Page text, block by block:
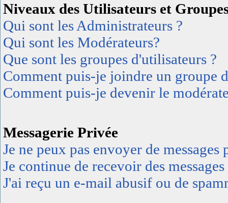
Niveaux des Utilisateurs et
Qui sont les Administrateurs ?
Qui sont les Modérateurs?
Que sont les groupes d'utilisateurs ?
Comment puis-je joindre un groupe
Comment puis-je devenir le
Messagerie Privée
Je ne peux pas envoyer de messages
Je continue de recevoir des
J'ai reçu un e-mail abusif ou de